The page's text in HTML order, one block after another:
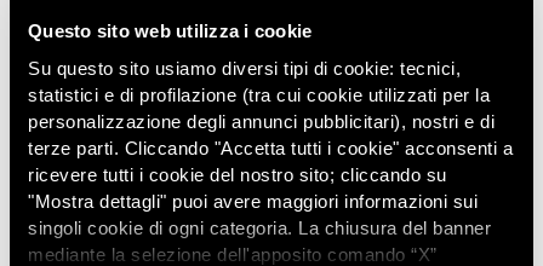
Questo sito web utilizza i cookie
Su questo sito usiamo diversi tipi di cookie: tecnici,
statistici e di profilazione (tra cui cookie utilizzati per la
personalizzazione degli annunci pubblicitari), nostri e di
terze parti. Cliccando "Accetta tutti i cookie" acconsenti a
ricevere tutti i cookie del nostro sito; cliccando su
"Mostra dettagli" puoi avere maggiori informazioni sui
singoli cookie di ogni categoria. La chiusura del banner
mediante la selezione dell'apposito comando “X”
umani ritengono che anche in questa occasione le proteste e
gli appelli alla clemenza abbiano spinto le autorità iraniane a
rinviare l’esecuzione.
Amnesty International ha chiesto alle autorità iraniane di
annullare la condanna a morte di Reyhaneh Jabbari e
concederle un nuovo processo, stavolta equo, in cui siano
effettivamente accertate le sue responsabilità e che in ogni
caso non termini con una condanna alla pena capitale.